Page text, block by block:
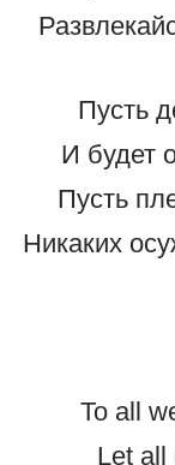
Пусть
И будет
Пусть
Никаких
To all
Let all